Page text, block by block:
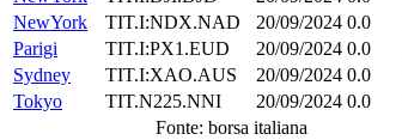
NewYork
TIT.I:NDX.NAD 20/09/2024 0.0
Parigi
TIT.I:PX1.EUD 20/09/2024 0.0
Sydney
TIT.I:XAO.AUS 20/09/2024 0.0
Tokyo
TIT.N225.NNI 20/09/2024 0.0
Fonte: borsa italiana